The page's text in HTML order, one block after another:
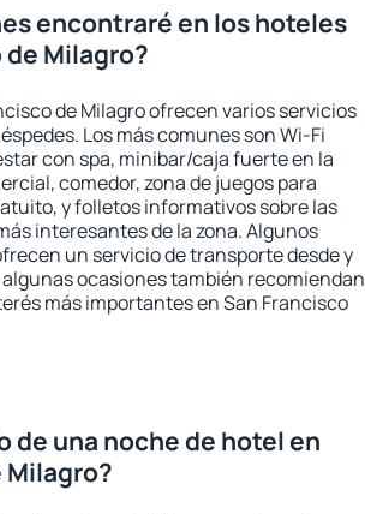
encontraré en los hoteles
de Milagro?
de Milagro ofrecen varios servicios
Los más comunes son Wi-Fi
con spa, minibar/caja fuerte en la
comedor, zona de juegos para
y folletos informativos sobre las
interesantes de la zona. Algunos
un servicio de transporte desde y
ocasiones también recomiendan
más importantes en San Francisco
de una noche de hotel en
Milagro?